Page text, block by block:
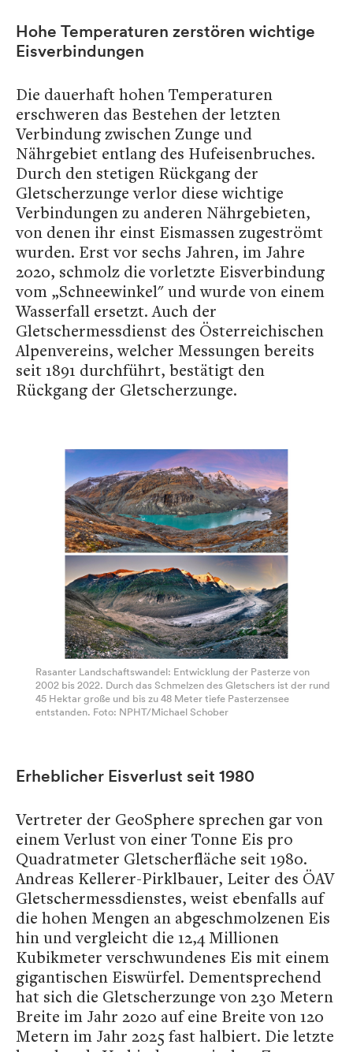
Hohe Temperaturen zerstören wichtige
Eisverbindungen
Die dauerhaft hohen Temperaturen
erschweren das Bestehen der letzten
Verbindung zwischen Zunge und
Nährgebiet entlang des Hufeisenbruches.
Durch den stetigen Rückgang der
Gletscherzunge verlor diese wichtige
Verbindungen zu anderen Nährgebieten,
von denen ihr einst Eismassen zugeströmt
wurden. Erst vor sechs Jahren, im Jahre
2020, schmolz die vorletzte Eisverbindung
vom „Schneewinkel" und wurde von einem
Wasserfall ersetzt. Auch der
Gletschermessdienst des Österreichischen
Alpenvereins, welcher Messungen bereits
seit 1891 durchführt, bestätigt den
Rückgang der Gletscherzunge.
Rasanter Landschaftswandel: Entwicklung der Pasterze von
2002 bis 2022. Durch das Schmelzen des Gletschers ist der rund
45 Hektar große und bis zu 48 Meter tiefe Pasterzensee
entstanden. Foto: NPHT/Michael Schober
Erheblicher Eisverlust seit 1980
Vertreter der GeoSphere sprechen gar von
einem Verlust von einer Tonne Eis pro
Quadratmeter Gletscherfläche seit 1980.
Andreas Kellerer-Pirklbauer, Leiter des ÖAV
Gletschermessdienstes, weist ebenfalls auf
die hohen Mengen an abgeschmolzenen Eis
hin und vergleicht die 12,4 Millionen
Kubikmeter verschwundenes Eis mit einem
gigantischen Eiswürfel. Dementsprechend
hat sich die Gletscherzunge von 230 Metern
Breite im Jahr 2020 auf eine Breite von 120
Metern im Jahr 2025 fast halbiert. Die letzte